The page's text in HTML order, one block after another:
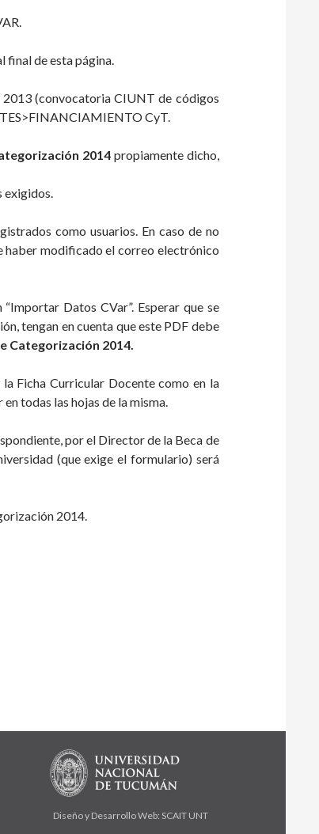
final de esta página.
2013 (convocatoria CIUNT de códigos
CyT.
2014propiamente dicho,
exigidos.
como usuarios. En caso de no
haber modificado el correo electrónico
Datos CVar”. Esperar que se
tengan en cuenta que este PDF debe
Categorización 2014.
Ficha Curricular Docente como en la
todas las hojas de la misma.
por el Director de la Beca de
(que exige el formulario) será
2014.
Diseño y Desarrollo Web: SCAIT UNT